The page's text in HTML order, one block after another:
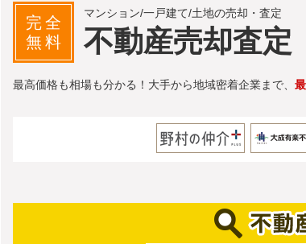
完全
無料
マンション/一戸建て/土地の売却・査定
不動産売却査定
最高価格も相場も分かる！大手から地域密着企業まで、